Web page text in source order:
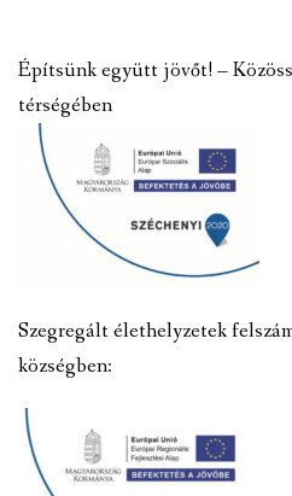
Építsünk együtt jövőt! –
térségében
Szegregált élethelyzetek
községben: